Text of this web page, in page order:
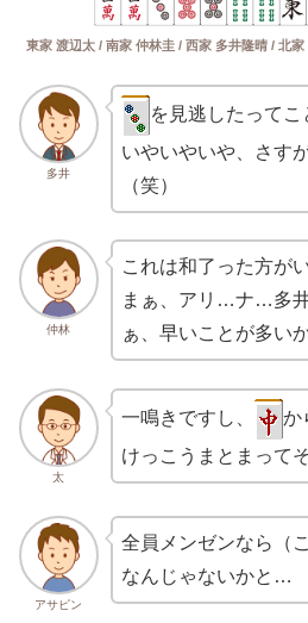
東家 渡辺太 / 南家 仲林圭 / 西家 多井隆晴 / 北家
多井
を見逃したってこ
いやいやいや、さす
（笑）
仲林
これは和了った方が
まぁ、アリ…ナ…多
ぁ、早いことが多い
太
一鳴きですし、
か
けっこうまとまって
アサピン
全員メンゼンなら（
なんじゃないかと…